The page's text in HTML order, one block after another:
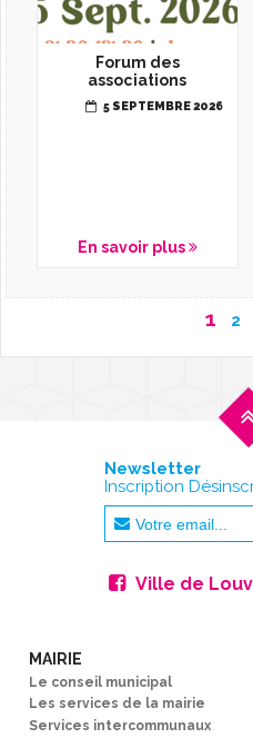
Forum des
associations
5 SEPTEMBRE 2026
En savoir plus
1 2
Newsletter
Inscription
Ville de
MAIRIE
Le conseil municipal
Les services de la mairie
Services intercommunaux